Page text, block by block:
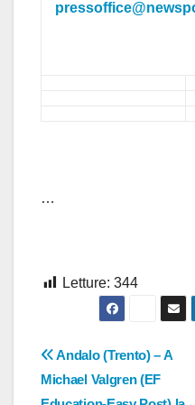
…
Letture: 344
Navigazione
articoli
Andalo (Trento) – A
Michael Valgren (EF